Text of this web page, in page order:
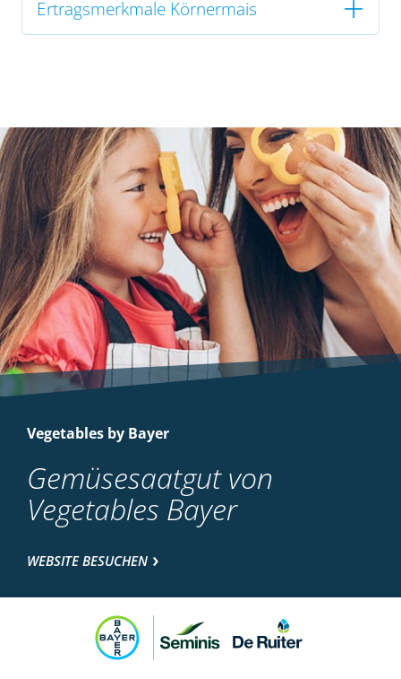
Ertragsmerkmale Körnermais
Vegetables by Bayer
Gemüsesaatgut von
Vegetables Bayer
WEBSITE BESUCHEN